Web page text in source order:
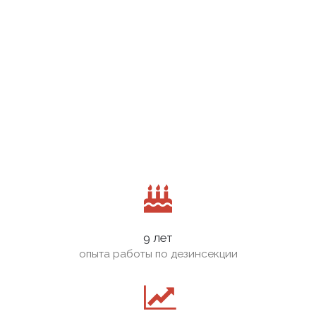
9 лет
опыта работы по дезинсекции